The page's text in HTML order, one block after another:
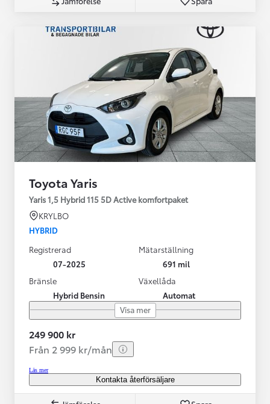
Toyota Yaris
Yaris 1,5 Hybrid 115 5D Active komfortpaket
KRYLBO
HYBRID
Registrerad
07-2025
Mätarställning
691 mil
Bränsle
Hybrid Bensin
Växellåda
Automat
Visa mer
249 900 kr
Från 2 999 kr/mån
Läs mer
Kontakta återförsäljare